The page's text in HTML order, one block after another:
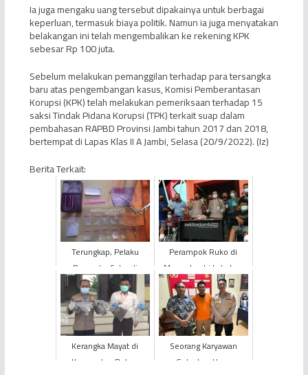
Ia juga mengaku uang tersebut dipakainya untuk berbagai
keperluan, termasuk biaya politik. Namun ia juga menyatakan
belakangan ini telah mengembalikan ke rekening KPK
sebesar Rp 100 juta.
Sebelum melakukan pemanggilan terhadap para tersangka
baru atas pengembangan kasus, Komisi Pemberantasan
Korupsi (KPK) telah melakukan pemeriksaan terhadap 15
saksi Tindak Pidana Korupsi (TPK) terkait suap dalam
pembahasan RAPBD Provinsi Jambi tahun 2017 dan 2018,
bertempat di Lapas Klas II A Jambi, Selasa (20/9/2022). (Iz)
Berita Terkait:
Terungkap, Pelaku
Pengedar Sabu di
Tebing Tinggi Bukan
Karyawan PetroChina
Perampok Ruko di
Muaro Jambi Lakukan
Kekerasan Seksual
Kepada Korbannya
Kerangka Mayat di
Kecamatan Betara
Seorang Karyawan
Gelapkan Uang